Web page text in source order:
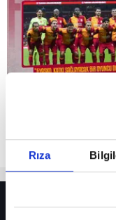
Rıza
Reddet